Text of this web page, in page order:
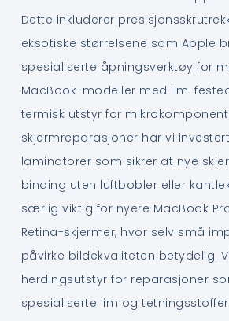
Dette inkluderer
eksotiske størrelsene som Apple
spesialiserte åpningsverktøy for
MacBook-modeller med lim-
termisk utstyr for
skjermreparasjoner har vi
laminatorer som sikrer at nye
binding uten luftbobler eller
særlig viktig for nyere MacBook
Retina-skjermer, hvor selv små
påvirke bildekvaliteten betydelig.
herdingsutstyr for reparasjoner
spesialiserte lim og